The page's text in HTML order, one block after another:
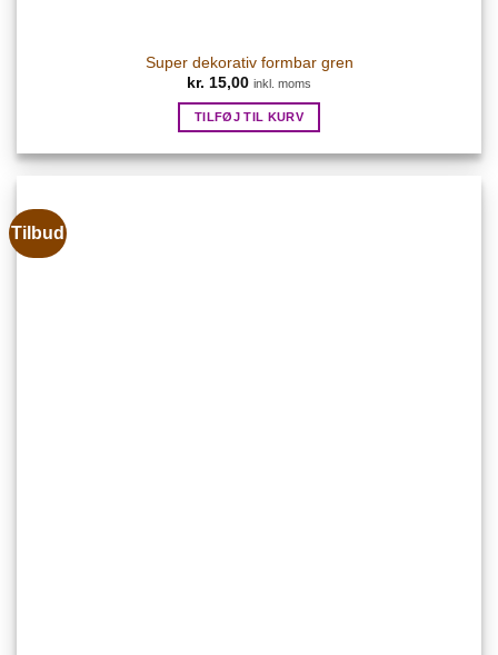
Super dekorativ formbar gren
kr. 15,00 inkl. moms
TILFØJ TIL KURV
Tilbud